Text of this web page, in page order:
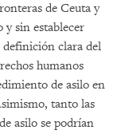
de Ceuta y
y sin establecer
definición clara del
humanos
de asilo en
tanto las
asilo se podrían